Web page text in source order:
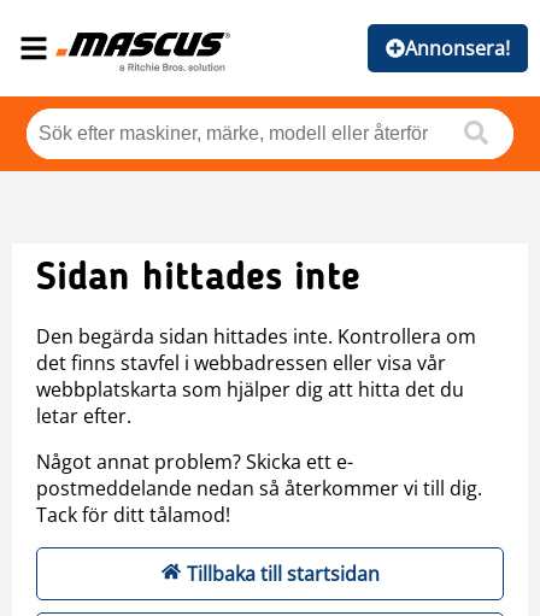
Annonsera!
Sidan hittades inte
Den begärda sidan hittades inte. Kontrollera om
det finns stavfel i webbadressen eller visa vår
webbplatskarta som hjälper dig att hitta det du
letar efter.
Något annat problem? Skicka ett e-
postmeddelande nedan så återkommer vi till dig.
Tack för ditt tålamod!
Tillbaka till startsidan